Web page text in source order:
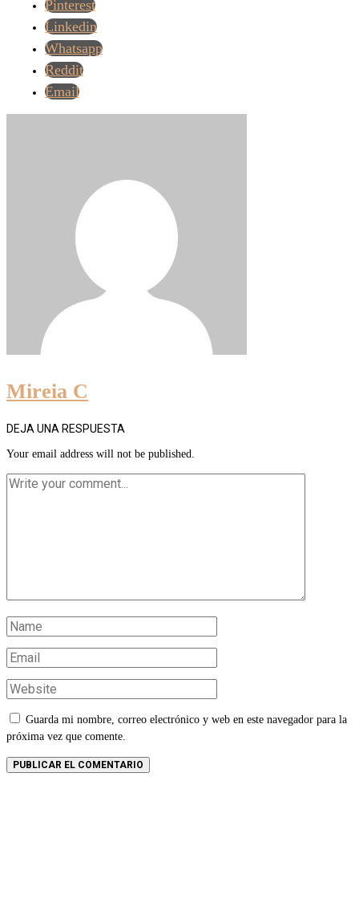
Pinterest
Linkedin
Whatsapp
Reddit
Email
Mireia C
DEJA UNA RESPUESTA
Your email address will not be published.
Guarda mi nombre, correo electrónico y web en este navegador para la
próxima vez que comente.